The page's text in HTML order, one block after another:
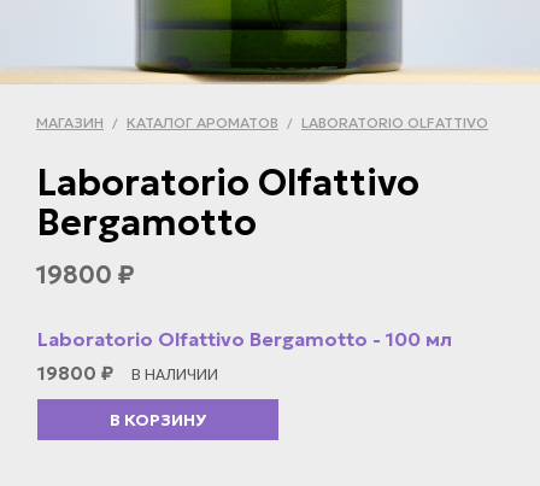
МАГАЗИН / КАТАЛОГ АРОМАТОВ / LABORATORIO OLFATTIVO
Laboratorio Olfattivo
Bergamotto
19800 ₽
Laboratorio Olfattivo Bergamotto - 100 мл
19800 ₽ В НАЛИЧИИ
В КОРЗИНУ